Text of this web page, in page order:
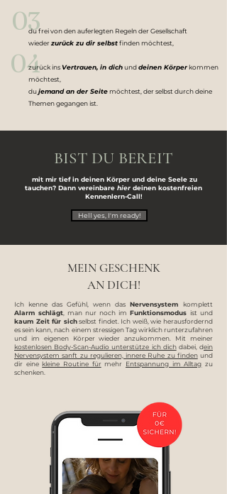
03
04
du frei von den auferlegten Regeln der Gesellschaft
wiederzurück zu dir selbstfinden möchtest,
zurück insVertrauen, in dichunddeinen Körperkommen
möchtest,
dujemand an der Seitemöchtest, der selbst durch deine
Themen gegangen ist.
BIST DU BEREIT
mit mir tief in deinen Körper und deine Seele zu
tauchen? Dann vereinbare hier deinen kostenfreien
Kennenlern-Call!
Hell yes, I'm ready!
MEIN GESCHENK
AN DICH!
Ich kenne das Gefühl, wenn das Nervensystem komplett
Alarm schlägt , man nur noch im Funktionsmodus ist und
kaum Zeit für sichselbst findet. Ich weiß, wie herausfordernd
es sein kann, nach einem stressigen Tag wirklich runterzufahren
und im eigenen Körper wieder anzukommen. Mit meiner
kostenlosen Body-Scan-Audio unterstütze ich dichdabei, dein
Nervensystem sanft zu regulieren, innere Ruhe zu findenund
dir eine kleine Routine fürmehr Entspannung im Alltag zu
schenken.